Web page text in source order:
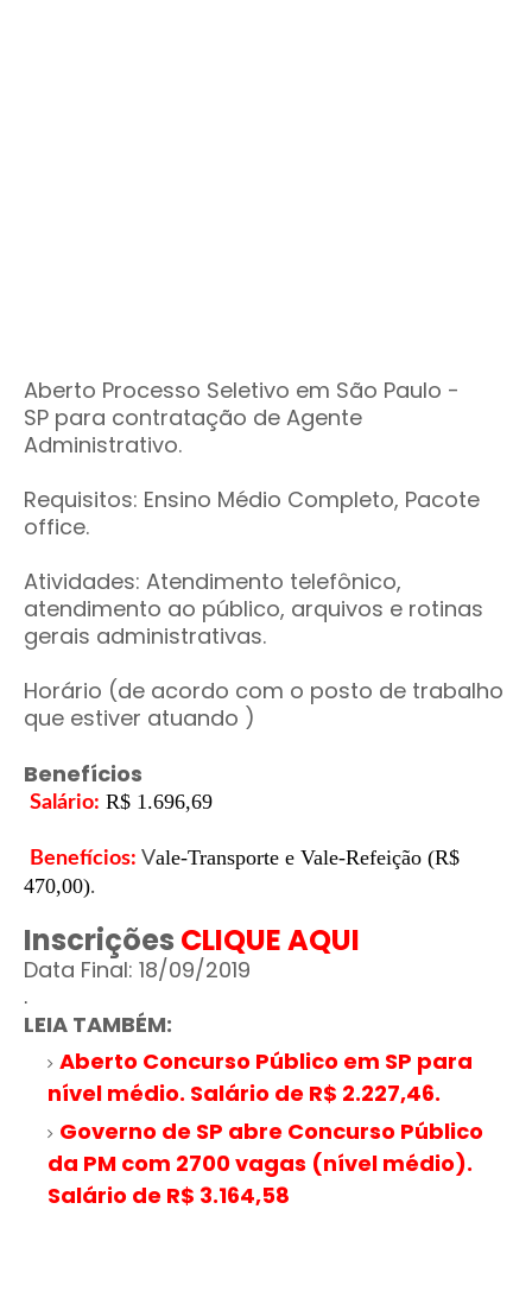
Aberto Processo Seletivo em São Paulo -
SP para contratação de Agente
Administrativo.
Requisitos: Ensino Médio Completo, Pacote
office.
Atividades: Atendimento telefônico,
atendimento ao público, arquivos e rotinas
gerais administrativas.
Horário (de acordo com o posto de trabalho
que estiver atuando )
Benefícios
Salário: R$ 1.696,69
Benefícios: Vale-Transporte e Vale-Refeição (R$
470,00).
Inscrições CLIQUE AQUI
Data Final: 18/09/2019
.
LEIA TAMBÉM:
Aberto Concurso Público em SP para
nível médio. Salário de R$ 2.227,46.
Governo de SP abre Concurso Público
da PM com 2700 vagas (nível médio).
Salário de R$ 3.164,58